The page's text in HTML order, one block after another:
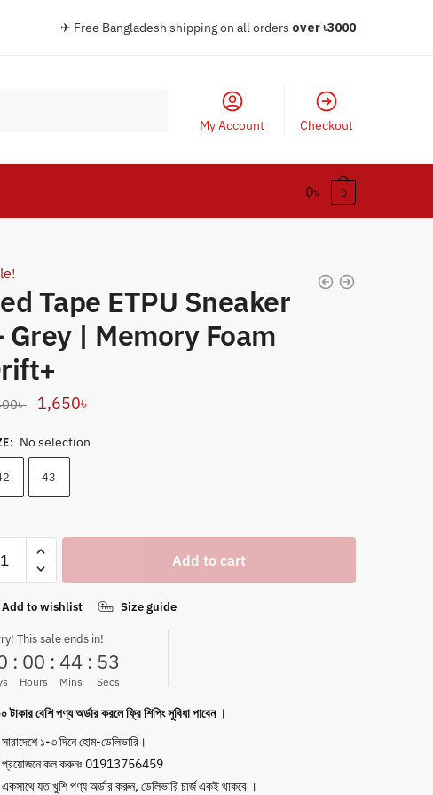
✈ Free Bangladesh shipping on all orders over৳3000
My Account Checkout
0৳ 0
Tape ETPU Sneaker
| Memory Foam
৳
Original
was:
7,400৳ .
1,650৳
: No selection
43
Add to cart
Add to wishlist Size guide
This sale ends in!
: 00
Hours
: 44
Mins
: 53
Secs
টাকার বেশি পণ্য অর্ডার করলে ফ্রি শিপিং সুবিধা পাবেন ।
সারাদেশে ১-৩ দিনে হোম-ডেলিভারি।
প্রয়োজনে কল করুনঃ 01913756459
একসাথে যত খুশি পণ্য অর্ডার করুন, ডেলিভারি চার্জ একই থাকবে ।